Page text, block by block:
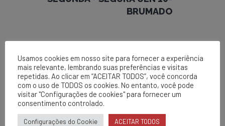
BRUMADO
EPCL
Usamos cookies em nosso site para fornecer a experiência
mais relevante, lembrando suas preferências e visitas
repetidas. Ao clicar em “ACEITAR TODOS”, você concorda
com o uso de TODOS os cookies. No entanto, você pode
visitar "Configurações de cookies" para fornecer um
consentimento controlado.
Configurações do Cookie ACEITAR TODOS